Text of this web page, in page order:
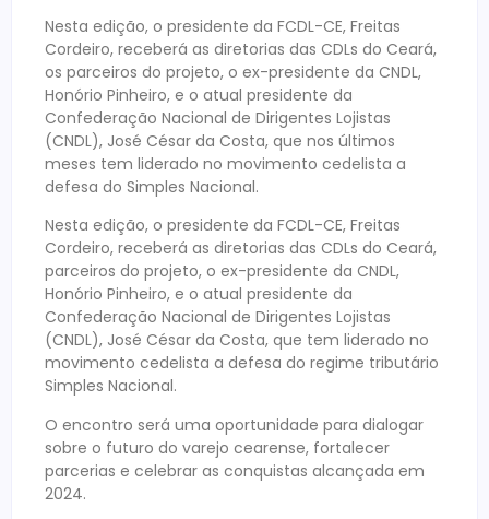
Nesta edição, o presidente da FCDL-CE, Freitas
Cordeiro, receberá as diretorias das CDLs do Ceará,
os parceiros do projeto, o ex-presidente da CNDL,
Honório Pinheiro, e o atual presidente da
Confederação Nacional de Dirigentes Lojistas
(CNDL), José César da Costa, que nos últimos
meses tem liderado no movimento cedelista a
defesa do Simples Nacional.
Nesta edição, o presidente da FCDL-CE, Freitas
Cordeiro, receberá as diretorias das CDLs do Ceará,
parceiros do projeto, o ex-presidente da CNDL,
Honório Pinheiro, e o atual presidente da
Confederação Nacional de Dirigentes Lojistas
(CNDL), José César da Costa, que tem liderado no
movimento cedelista a defesa do regime tributário
Simples Nacional.
O encontro será uma oportunidade para dialogar
sobre o futuro do varejo cearense, fortalecer
parcerias e celebrar as conquistas alcançada em
2024.